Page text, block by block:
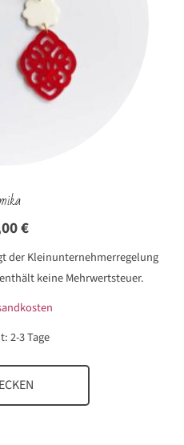
€
der Kleinunternehmerregelung
keine Mehrwertsteuer.
2-3 Tage